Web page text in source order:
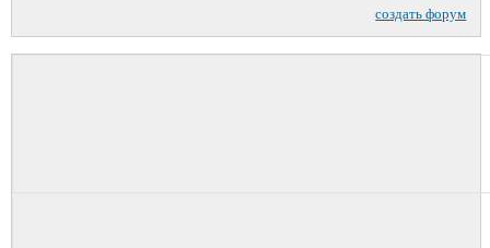
создать форум